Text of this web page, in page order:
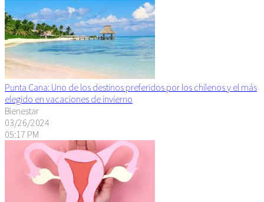
Punta Cana: Uno de los destinos preferidos por los chilenos y el más
elegido en vacaciones de invierno
Bienestar
03/26/2024
05:17 PM